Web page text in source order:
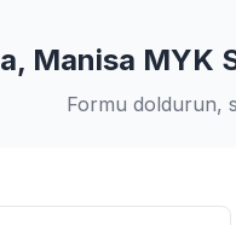
Manisa MYK
Formu doldurun,